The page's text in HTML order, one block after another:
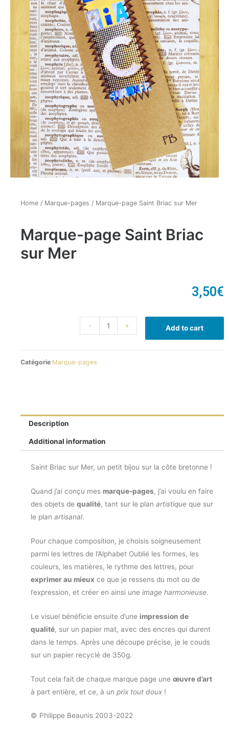
Home / Marque-pages / Marque-page Saint Briac sur Mer
Marque-page Saint Briac
sur Mer
3,50€
- + Add to cart
Catégorie Marque-pages
Description
Additional information
Saint Briac sur Mer, un petit bijou sur la côte bretonne !
Quand j’ai conçu mes marque-pages, j’ai voulu en faire
des objets de qualité, tant sur le plan artistique que sur
le plan artisanal.
Pour chaque composition, je choisis soigneusement
parmi les lettres de l’Alphabet Oublié les formes, les
couleurs, les matières, le rythme des lettres, pour
exprimer au mieux ce que je ressens du mot ou de
l’expression, et créer en ainsi une image harmonieuse.
Le visuel bénéficie ensuite d’une impression de
qualité, sur un papier mat, avec des encres qui durent
dans le temps. Après une découpe précise, je le couds
sur un papier recyclé de 350g.
Tout cela fait de chaque marque page une œuvre d’art
à part entière, et ce, à un prix tout doux !
© Philippe Beaunis 2003-2022